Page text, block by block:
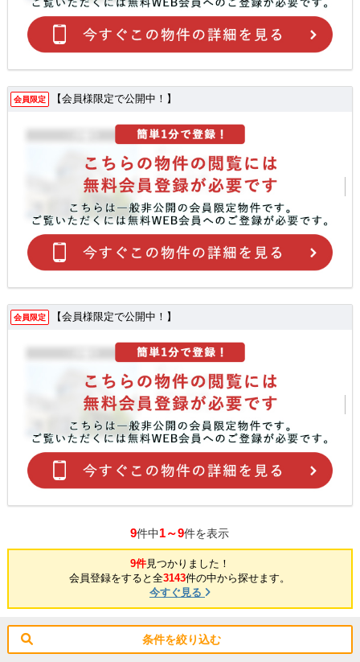
会員限定 【会員様限定で公開中！】
会員限定 【会員様限定で公開中！】
9件中1～9件を表示
9件見つかりました！
会員登録をすると全3143件の中から探せます。
今すぐ見る
条件を絞り込む